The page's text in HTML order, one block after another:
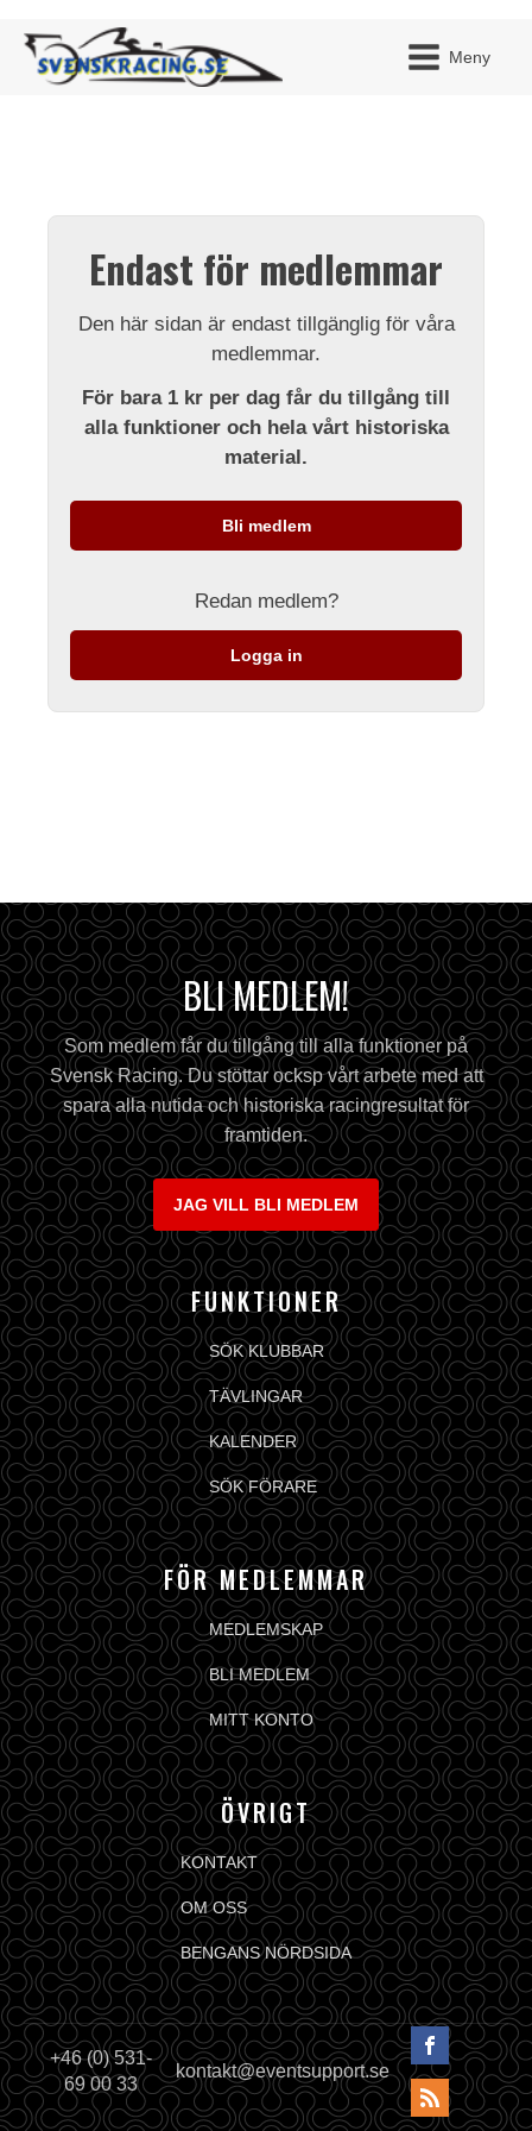
Meny
Endast för medlemmar
Den här sidan är endast tillgänglig för våra
medlemmar.
För bara 1 kr per dag får du tillgång till
alla funktioner och hela vårt historiska
material.
Bli medlem
Redan medlem?
Logga in
BLI MEDLEM!
Som medlem får du tillgång till alla funktioner på
Svensk Racing. Du stöttar ocksp vårt arbete med att
spara alla nutida och historiska racingresultat för
framtiden.
JAG VILL BLI MEDLEM
FUNKTIONER
SÖK KLUBBAR
TÄVLINGAR
KALENDER
SÖK FÖRARE
FÖR MEDLEMMAR
MEDLEMSKAP
BLI MEDLEM
MITT KONTO
ÖVRIGT
KONTAKT
OM OSS
BENGANS NÖRDSIDA
+46 (0) 531-
69 00 33
kontakt@eventsupport.se